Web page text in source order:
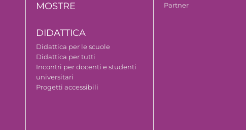
MOSTRE
DIDATTICA
Didattica per le scuole
Didattica per tutti
Incontri per docenti e studenti
universitari
Progetti accessibili
Partner